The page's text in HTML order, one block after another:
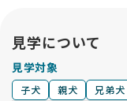
お迎えまで進むこと
見学について
見学対象
子犬 親犬 兄弟犬